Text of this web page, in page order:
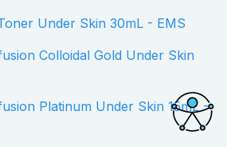
Under Skin 30mL - EMS